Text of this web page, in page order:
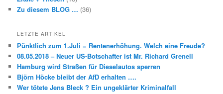
Zu diesem BLOG … (36)
LETZTE ARTIKEL
Pünktlich zum 1.Juli = Rentenerhöhung. Welch eine Freude?
08.05.2018 – Neuer US-Botschafter ist Mr. Richard Grenell
Hamburg wird Straßen für Dieselautos sperren
Björn Höcke bleibt der AfD erhalten ….
Wer tötete Jens Bleck ? Ein ungeklärter Kriminalfall